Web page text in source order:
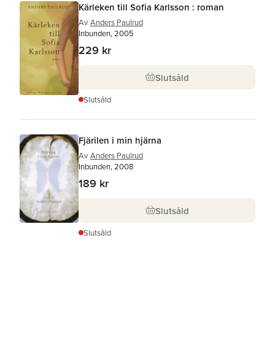
Kärleken till Sofia Karlsson : roman
Av Anders Paulrud
Inbunden, 2005
229 kr
Slutsåld
Slutsåld
Fjärilen i min hjärna
Av Anders Paulrud
Inbunden, 2008
189 kr
Slutsåld
Slutsåld